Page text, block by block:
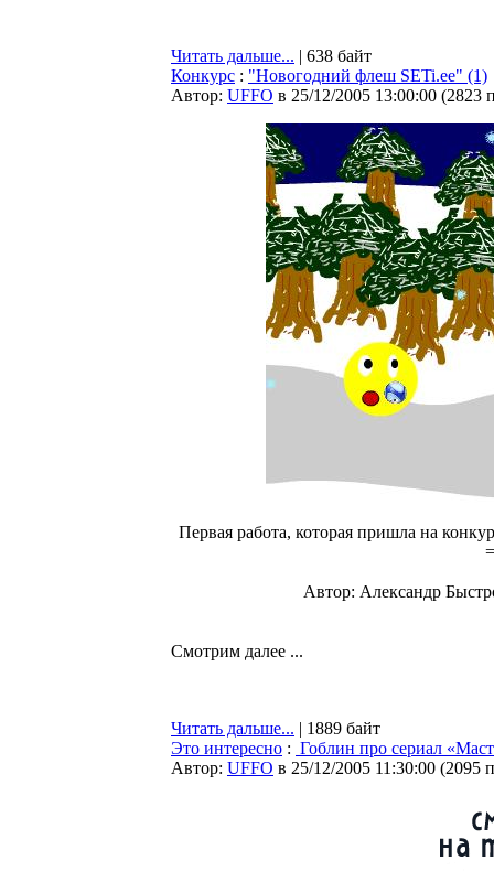
Читать дальше... | 638 байт
Конкурс : "Новогодний флеш SETi.ee" (1)
Автор: UFFO в 25/12/2005 13:00:00 (2823
Первая работа, которая пришла на
Автор: Александр
Смотрим далее ...
Читать дальше... | 1889 байт
Это интересно : Гоблин про сериал
Автор: UFFO в 25/12/2005 11:30:00 (2095